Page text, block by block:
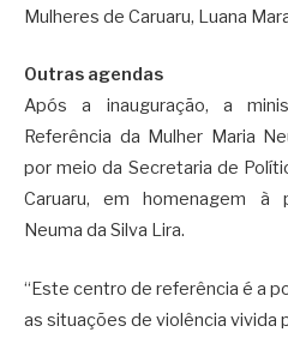
Mulheres de Caruaru, Luana
Outras agendas
Após a inauguração, a
Referência da Mulher Maria
por meio da Secretaria de
Caruaru, em homenagem à
Neuma da Silva Lira.
“Este centro de referência é a
as situações de violência vivida